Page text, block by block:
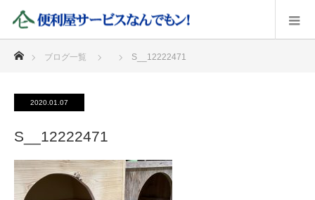
ブログ一覧 S__12222471
2020.01.07
S__12222471